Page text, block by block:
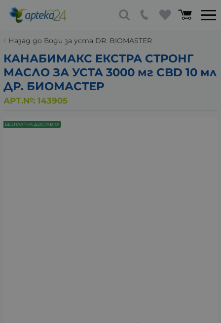
Назад до Води за уста DR. BIOMASTER
КАНАБИМАКС ЕКСТРА СТРОНГ
МАСЛО ЗА УСТА 3000 мг CBD 10 мл
ДР. БИОМАСТЕР
АРТ.№: 143905
БЕЗПЛАТНА ДОСТАВКА